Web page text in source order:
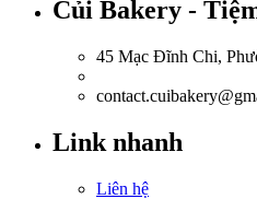
Củi Bakery -
45 Mạc Đĩnh Chi,
Link nhanh
Liên hệ